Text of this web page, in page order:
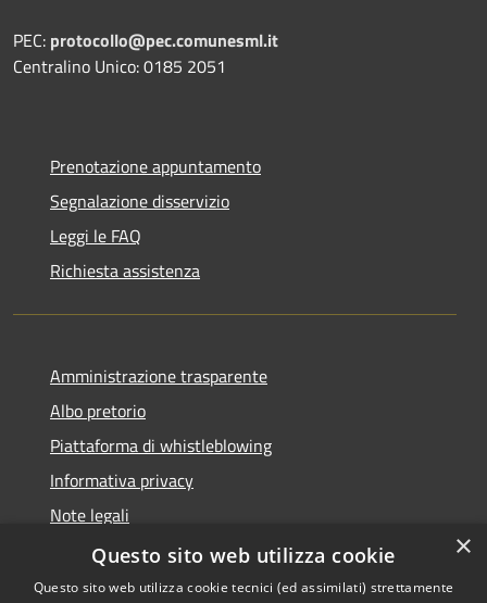
PEC: protocollo@pec.comunesml.it
Centralino Unico: 0185 2051
Prenotazione appuntamento
Segnalazione disservizio
Leggi le FAQ
Richiesta assistenza
Amministrazione trasparente
Albo pretorio
Piattaforma di whistleblowing
Informativa privacy
Note legali
Dichiarazione di accessibilità
×
Questo sito web utilizza cookie
Questo sito web utilizza cookie tecnici (ed assimilati) strettamente